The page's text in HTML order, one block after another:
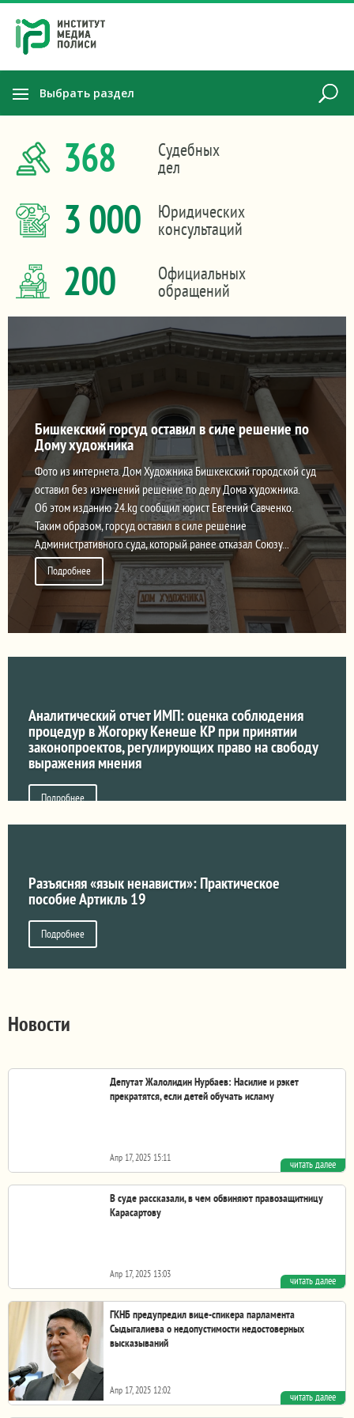
Выбрать раздел
368 Судебных
дел
3 000 Юридических
консультаций
200 Официальных
обращений
Бишкекский горсуд оставил в силе решение по
Дому художника
Фото из интернета. Дом Художника Бишкекский городской суд
оставил без изменений решение по делу Дома художника.
Об этом изданию 24.kg сообщил юрист Евгений Савченко.
Таким образом, горсуд оставил в силе решение
Административного суда, который ранее отказал Союзу...
Подробнее
Аналитический отчет ИМП: оценка соблюдения
процедур в Жогорку Кенеше КР при принятии
законопроектов, регулирующих право на свободу
выражения мнения
Подробнее
Разъясняя «язык ненависти»: Практическое
пособие Артикль 19
Подробнее
Новости
Депутат Жалолидин Нурбаев: Насилие и рэкет
прекратятся, если детей обучать исламу
Апр 17, 2025 15:11
Насилие и рэкет прекратятся, если детей обучать исламу
Заявил на заседании Жогорку Кенеша депутат...
читать далее
В суде рассказали, в чем обвиняют правозащитницу
Карасартову
Апр 17, 2025 13:03
В Бишкекском горсуде сообщили, что правозащитницу Риту
Карасартову заключили под стражу до 12 мая,...
читать далее
ГКНБ предупредил вице-спикера парламента
Сыдыгалиева о недопустимости недостоверных
высказываний
Апр 17, 2025 12:02
Сотрудники спецслужбы вызвали на беседу вице-спикера
читать далее